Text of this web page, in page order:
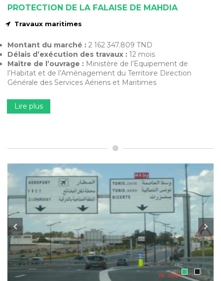
PROTECTION DE LA FALAISE DE MAHDIA
Travaux maritimes
Montant du marché : 2 162 347.809 TND
Délais d’exécution des travaux : 12 mois
Maître de l’ouvrage : Ministère de l’Equipement de
l’Habitat et de l’Aménagement du Territoire Direction
Générale des Services Aériens et Maritimes
Lire plus